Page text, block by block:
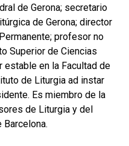
de Gerona; secretario
de Gerona; director
profesor no
Superior de Ciencias
estable en la Facultad de
de Liturgia ad instar
Es miembro de la
de Liturgia y del